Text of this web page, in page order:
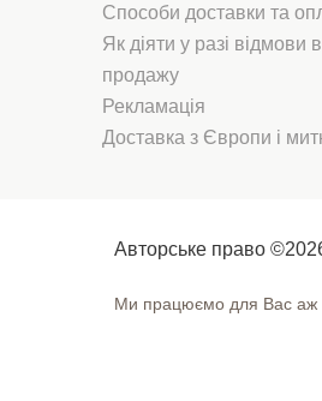
Способи доставки та
Як діяти у разі відмови
продажу
Рекламація
Доставка з Європи і
Авторське право
Ми працюємо для Вас аж